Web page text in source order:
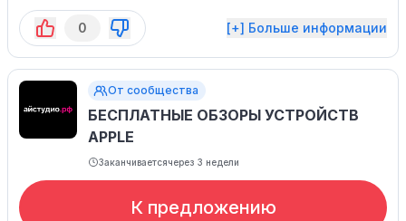
ограничено.
0
[+] Больше информации
От сообщества
БЕСПЛАТНЫЕ ОБЗОРЫ УСТРОЙСТВ
APPLE
Заканчиваетсячерез 3 недели
К предложению